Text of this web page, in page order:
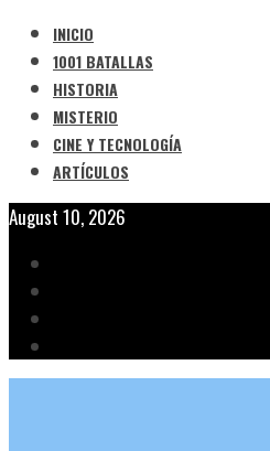
INICIO
1001 BATALLAS
HISTORIA
MISTERIO
CINE Y TECNOLOGÍA
ARTÍCULOS
August 10, 2026